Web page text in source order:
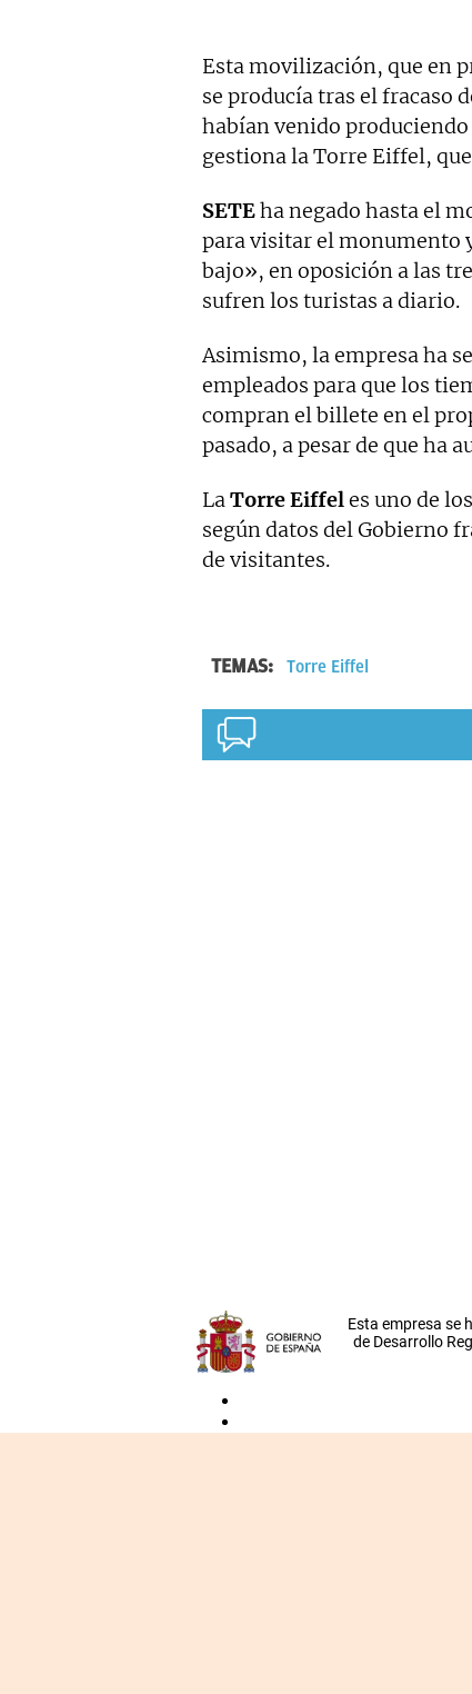
Esta movilización, que en
se producía tras el fracaso
habían venido
gestiona la Torre Eiffel,
SETEha negado hasta el
para visitar el monumento
bajo», en oposición a las
sufren los turistas a diario.
Asimismo, la empresa ha
empleados para que los
compran el billete en el
pasado, a pesar de que ha
LaTorre Eiffeles uno de
según datos del Gobierno
de visitantes.
TEMAS: Torre Eiffel
Esta empresa se
de Desarrollo